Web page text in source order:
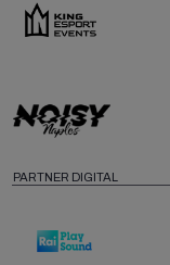
PARTNER DIGITAL